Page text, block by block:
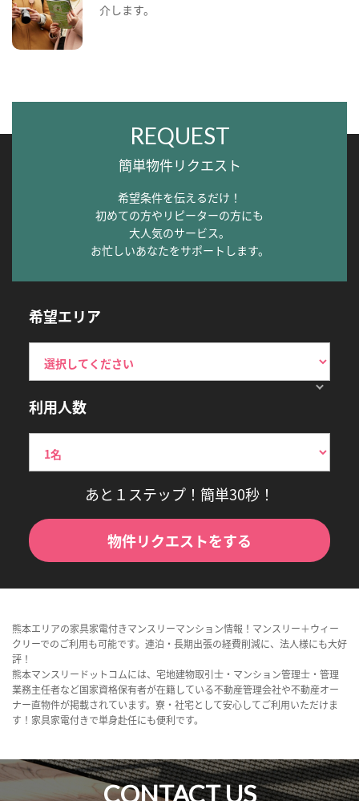
介します。
REQUEST
簡単物件リクエスト
希望条件を伝えるだけ！
初めての方やリピーターの方にも
大人気のサービス。
お忙しいあなたをサポートします。
希望エリア
利用人数
あと１ステップ！簡単30秒！
物件リクエストをする
熊本エリアの家具家電付きマンスリーマンション情報！マンスリー＋ウィー
クリーでのご利用も可能です。連泊・長期出張の経費削減に、法人様にも大好
評！
熊本マンスリードットコムには、宅地建物取引士・マンション管理士・管理
業務主任者など国家資格保有者が在籍している不動産管理会社や不動産オー
ナー直物件が掲載されています。寮・社宅として安心してご利用いただけま
す！家具家電付きで単身赴任にも便利です。
CONTACT US